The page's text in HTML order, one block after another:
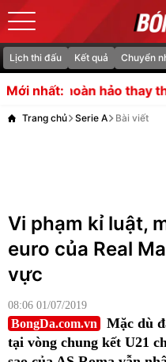
Lịch thi đấu Kết quả Chuyển
Mới nhất:
thế Julian Alvarez cho
Trang chủ Serie A Bài viết
Vi phạm kỉ luật,
euro của Real
vực
08:06 01/07/2019
BongDa.com.vn
Mặc dù
tại vòng chung kết U21